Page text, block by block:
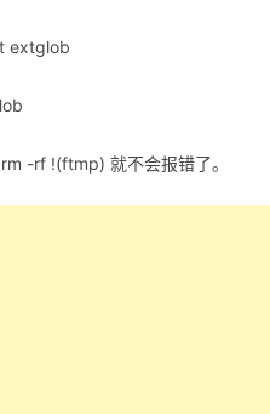
extglob
-rf !(ftmp) 就不会报错了。